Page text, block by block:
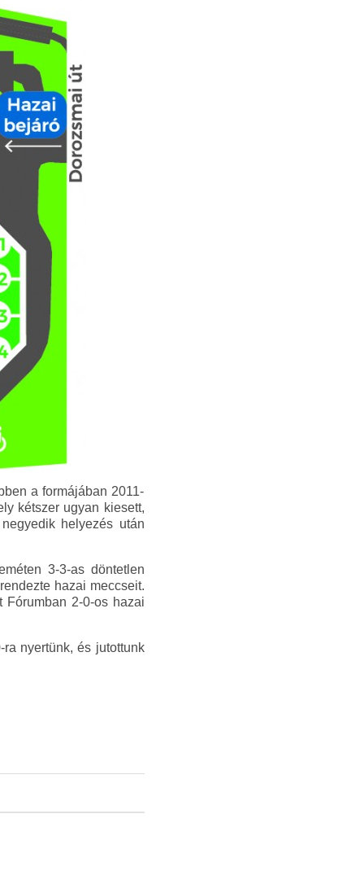
a formájában 2011-
kétszer ugyan kiesett,
helyezés után
3-3-as döntetlen
hazai meccseit.
Fórumban 2-0-os hazai
nyertünk, és jutottunk